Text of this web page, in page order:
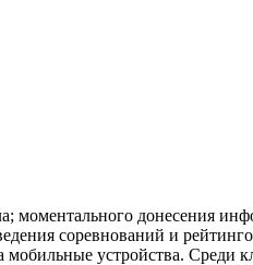
моментального донесения
соревнований и
мобильные устройства.